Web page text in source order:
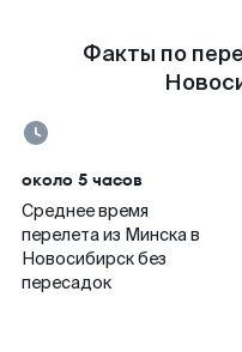
Факты по
около 5 часов
Среднее время
перелета из Минска в
Новосибирск без
пересадок